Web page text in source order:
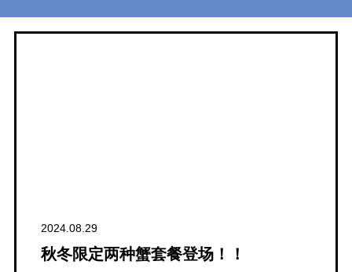
2024.08.29
秋冬限定两种蟹套餐登场！！